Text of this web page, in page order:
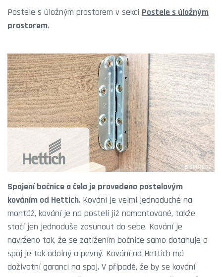
Postele s úložným prostorem v sekci Postele s úložným
prostorem.
Spojení bočnice a čela je provedeno postelovým
kováním od Hettich. Kování je velmi jednoduché na
montáž, kování je na posteli již namontované, takže
stačí jen jednoduše zasunout do sebe. Kování je
navrženo tak, že se zatížením bočnice samo dotahuje a
spoj je tak odolný a pevný. Kování od Hettich má
doživotní garanci na spoj. V případě, že by se kování